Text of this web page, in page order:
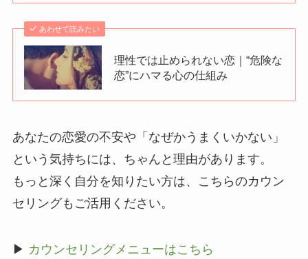
あわせて読みたい
理性では止められない恋｜“危険な
恋”にハマる心の仕組み
あなたの恋愛の不安や「なぜかうまくいかない」
という気持ちには、ちゃんと理由があります。
もっと深く自分を知りたい方は、こちらのカウン
セリングもご活用ください。
▶ カウンセリングメニューはこちら